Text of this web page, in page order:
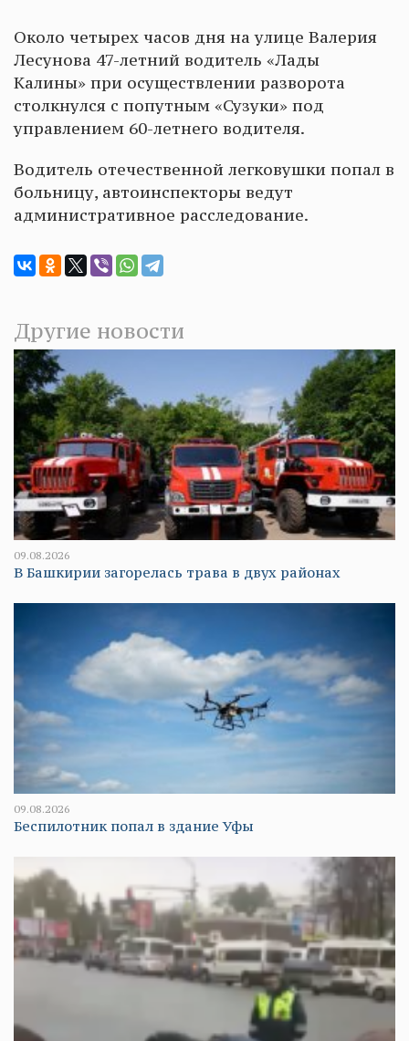
Около четырех часов дня на улице Валерия
Лесунова 47-летний водитель «Лады
Калины» при осуществлении разворота
столкнулся с попутным «Сузуки» под
управлением 60-летнего водителя.
Водитель отечественной легковушки попал в
больницу, автоинспекторы ведут
административное расследование.
Другие новости
09.08.2026
В Башкирии загорелась трава в двух районах
09.08.2026
Беспилотник попал в здание Уфы